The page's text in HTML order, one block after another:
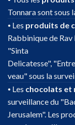
Tonnara sont sous
⦁ Les produits de
Rabbinique de
"Sinta
Delicatesse",
veau" sous la
⦁ Les chocolats et
surveillance du
Jerusalem". Les